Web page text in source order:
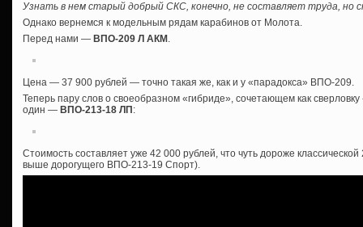
Узнать в нем старый добрый СКС, конечно, не составляет труда, но
Однако вернемся к модельным рядам карабинов от Молота.
Перед нами — ВПО-209 Л АКМ .
Цена — 37 900 рублей — точно такая же, как и у «парадокса» ВПО-209.
Теперь пару слов о своеобразном «гибриде», сочетающем как
один — ВПО-213-18 ЛП :
Стоимость составляет уже 42 000 рублей, что чуть дороже
выше дорогущего ВПО-213-19 Спорт).